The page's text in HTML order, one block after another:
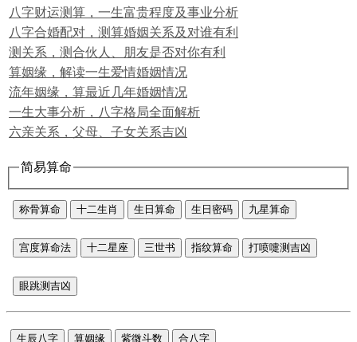
八字财运测算，一生富贵程度及事业分析
八字合婚配对，测算婚姻关系及对谁有利
测关系，测合伙人、朋友是否对你有利
算姻缘，解读一生爱情婚姻情况
流年姻缘，算最近几年婚姻情况
一生大事分析，八字格局全面解析
六亲关系，父母、子女关系吉凶
简易算命
称骨算命 十二生肖 生日算命 生日密码 九星算命
宫度算命法 十二星座 三世书 指纹算命 打喷嚏测吉凶
眼跳测吉凶
生辰八字 算姻缘 紫微斗数 合八字